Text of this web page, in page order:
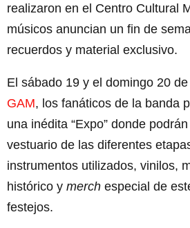
realizaron en el Centro Cultural
músicos anuncian un fin de
recuerdos y material exclusivo.
El sábado 19 y el domingo 20
GAM, los fanáticos de la banda
una inédita “Expo” donde
vestuario de las diferentes
instrumentos utilizados, vinilos,
histórico y merch especial de
festejos.